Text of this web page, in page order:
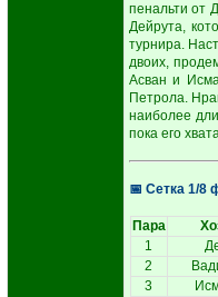
пенальти от
Дейрута,
турнира.
двоих,
Асван и
Петрола.
наиболее
пока его
📅 Сетка 1/8
Пара
1
2
3